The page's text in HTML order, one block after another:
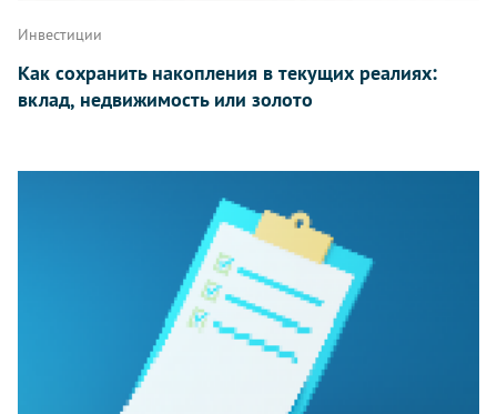
Инвестиции
Как сохранить накопления в текущих реалиях:
вклад, недвижимость или золото